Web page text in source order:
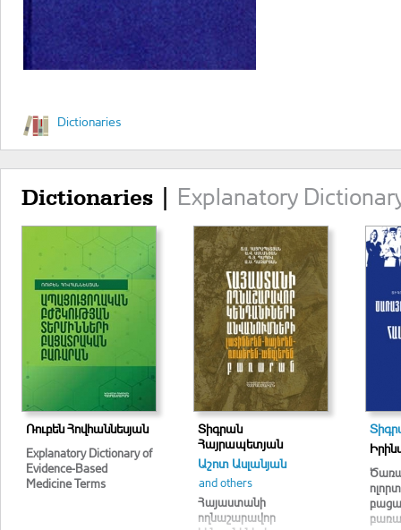
Dictionaries
Dictionaries | Explanatory
Ռուբեն Հովհաննեսյան
Explanatory Dictionary of
Evidence-Based
Medicine Terms
Տիգրան
Հայրապետյան
Աշոտ Ասլանյան
and others
Հայաստանի
ողնաշարավոր